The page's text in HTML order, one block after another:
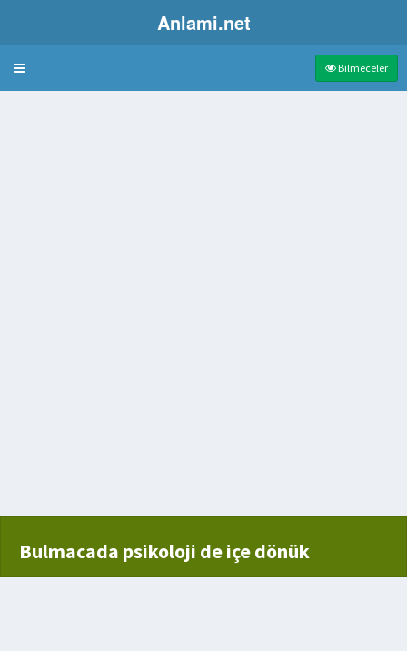
Anlami.net
Bulmaca Bilmeceler
Bulmacada psikoloji de içe dönük